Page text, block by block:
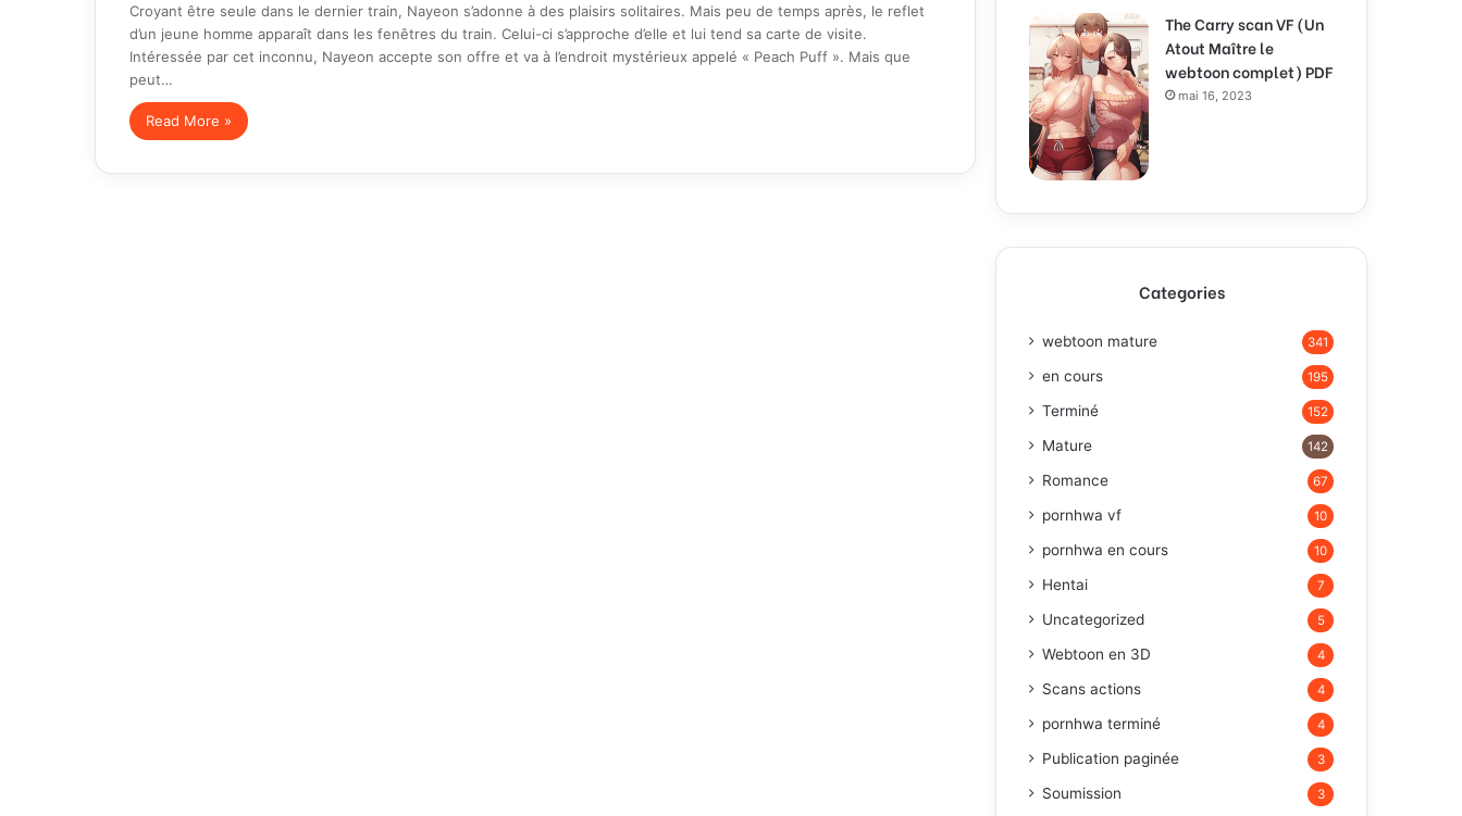
Croyant être seule dans le dernier train, Nayeon s’adonne à des plaisirs solitaires. Mais peu de temps après, le reflet
d’un jeune homme apparaît dans les fenêtres du train. Celui-ci s’approche d’elle et lui tend sa carte de visite.
Intéressée par cet inconnu, Nayeon accepte son offre et va à l’endroit mystérieux appelé « Peach Puff ». Mais que
peut…
Read More »
The Carry scan VF (Un
Atout Maître le
webtoon complet) PDF
mai 16, 2023
Categories
webtoon mature 341
en cours 195
Terminé 152
Mature 142
Romance 67
pornhwa vf 10
pornhwa en cours 10
Hentai 7
Uncategorized 5
Webtoon en 3D 4
Scans actions 4
pornhwa terminé 4
Publication paginée 3
Soumission 3